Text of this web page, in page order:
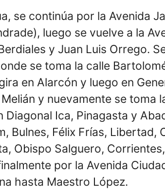
se continúa por la Avenida
luego se vuelve a la
y Juan Luis Orrego.
se toma la calle
en Alarcón y luego en
y nuevamente se toma
Ica, Pinagasta y
Bulnes, Félix Frías, Libertad,
Obispo Salguero,
por la Avenida
hasta Maestro López.